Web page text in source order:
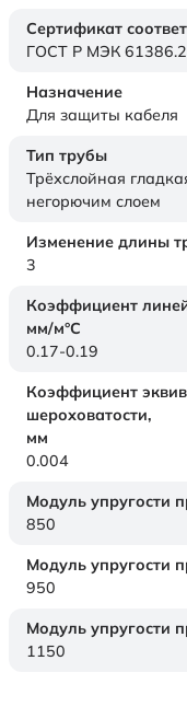
Сертификат
ГОСТ Р МЭК
Назначение
Для защиты кабеля
Тип трубы
Трёхслойная
негорючим слоем
Изменение длины
3
Коэффициент
мм/м°С
0.17-0.19
Коэффициент
шероховатости,
мм
0.004
Модуль упругости
850
Модуль упругости
950
Модуль упругости
1150